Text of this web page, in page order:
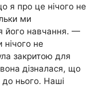
я про це нічого не
ми
його навчання. —
не
закритою для
дізналася, що
до нього. Наші